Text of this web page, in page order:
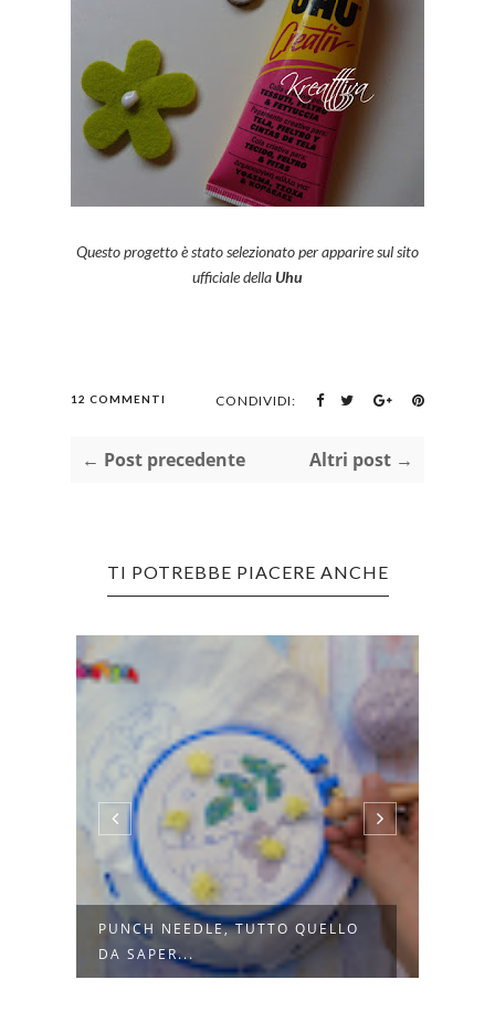
Questo progetto è stato selezionato per apparire sul sito
ufficiale dellaUhu
12 COMMENTI CONDIVIDI:
← Post precedente Altri post →
TI POTREBBE PIACERE ANCHE
TUTTO QUELLO
TRASFORMA IL TUO
CON UN CUS...